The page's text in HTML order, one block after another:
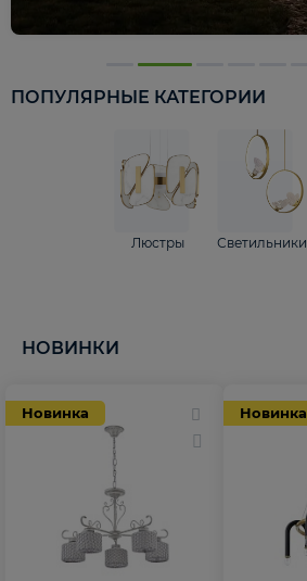
ПОПУЛЯРНЫЕ КАТЕГОРИИ
Люстры Светильники
НОВИНКИ
Новинка Новинка